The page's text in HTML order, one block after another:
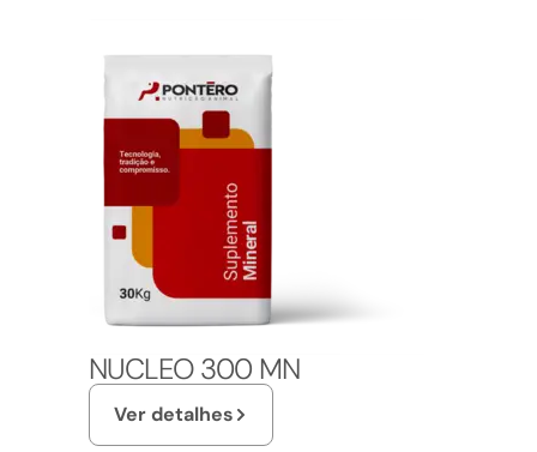
NUCLEO 300 MN
Ver detalhes